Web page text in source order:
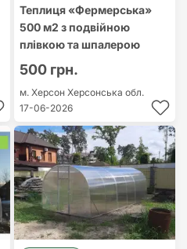
Теплиця «Фермерська»
500 м2 з подвійною
плівкою та шпалерою
500 грн.
м. Херсон Херсонська обл.
17-06-2026